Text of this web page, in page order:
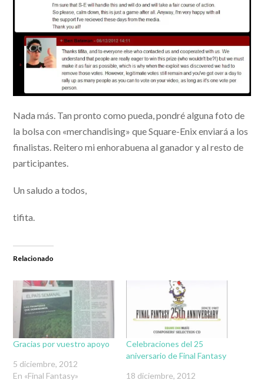
Nada más. Tan pronto como pueda, pondré alguna foto de
la bolsa con «merchandising» que Square-Enix enviará a los
finalistas. Reitero mi enhorabuena al ganador y al resto de
participantes.
Un saludo a todos,
tifita.
Relacionado
Gracias por vuestro apoyo
5 diciembre, 2012
En «Final Fantasy»
Celebraciones del 25
aniversario de Final Fantasy
18 diciembre, 2012